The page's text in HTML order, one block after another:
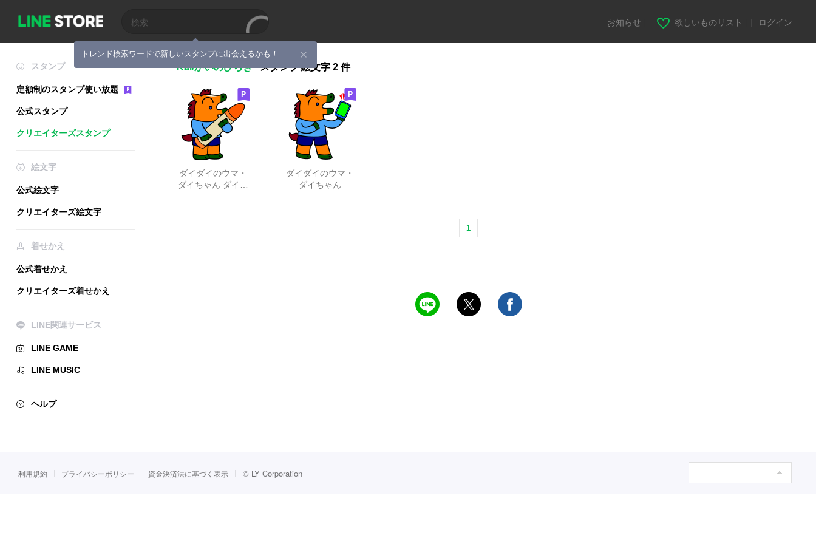
トレンド検索ワードで新しいスタンプに出会えるかも！
お知らせ 欲しいものリスト ログイン
スタンプ
定額制のスタンプ使い放題
公式スタンプ
クリエイターズスタンプ
絵文字
公式絵文字
クリエイターズ絵文字
着せかえ
公式着せかえ
クリエイターズ着せかえ
LINE関連サービス
LINE GAME
LINE MUSIC
ヘルプ
Kai/かいのひらき スタンプ 絵文字 2 件
ダイダイのウマ・
ダイちゃん ダイち
ダイダイのウマ・
ダイちゃん
1
利用規約 プライバシーポリシー 資金決済法に基づく表示 © LY Corporation